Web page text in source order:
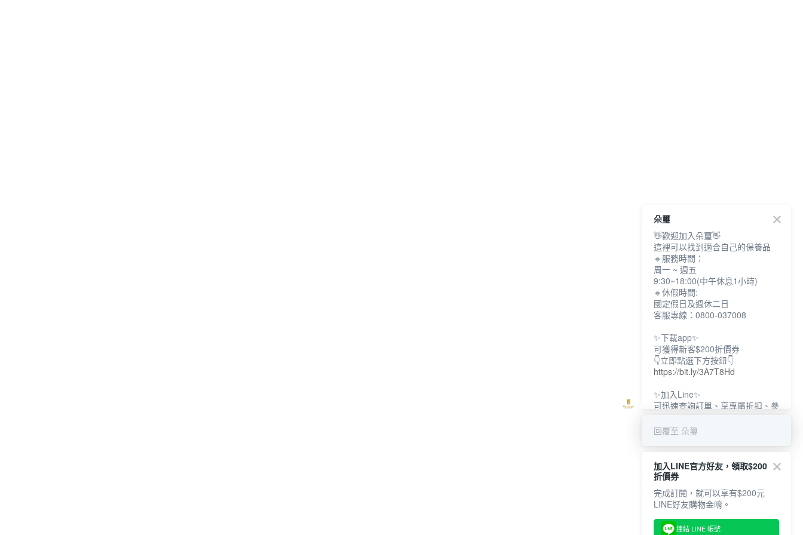
朵璽
👋歡迎加入朵璽👋
這裡可以找到適合自己的保養品
🔸服務時間：
周一 ~ 週五
9:30~18:00(中午休息1小時)
🔸休假時間:
國定假日及週休二日
客服專線：0800-037008
✨下載app✨
可獲得新客$200折價券
👇立即點選下方按鈕👇
https://bit.ly/3A7T8Hd
✨加入Line✨
可迅速查詢訂單、享專屬折扣、參
👇立即點選下方按鈕👇
✨追蹤IG✨
👇立即點選下方按鈕👇
回覆至 朵璽
加入LINE官方好友，領取$200
折價券
完成訂閱，就可以享有$200元
LINE好友購物金唷。
連結 LINE 帳號